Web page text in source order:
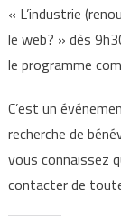
« L’industrie
le web? » dès
le programme
C’est un
recherche de
vous connaissez
contacter de